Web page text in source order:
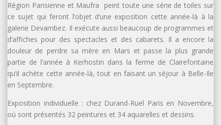
Région Parisienne et Maufra peint toute une série de toiles sur
ce sujet qui feront l’objet d’une exposition cette année-là à la
galerie Devambez. Il exécute aussi beaucoup de programmes et
d’affiches pour des spectacles et des cabarets. Il a encore la
douleur de perdre sa mère en Mars et passe la plus grande
partie de l’année à Kerhostin dans la ferme de Clairefontaine
qu’il achète cette année-là, tout en faisant un séjour à Belle-Ile
en Septembre.
Exposition individuelle : chez Durand-Ruel Paris en Novembre,
où sont présentés 32 peintures et 34 aquarelles et dessins.